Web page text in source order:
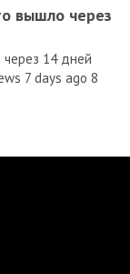
вышло через
14 дней
7 days ago 8